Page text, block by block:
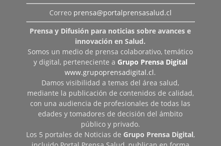
Correo prensa@portalprensasalud.cl
Prensa y Difusión para noticias sobre avances e
innovación en Salud.
Somos un medio de prensa colaborativo, temático
y digital, perteneciente a Grupo Prensa Digital
www.grupoprensadigital.cl.
Damos visibilidad a temas del área salud,
mediante la publicación de contenidos de calidad,
con una audiencia de profesionales de todas las
edades y tomadores de decisión del ámbito
público y privado.
Los 5 portales de Noticias de Grupo Prensa Digital,